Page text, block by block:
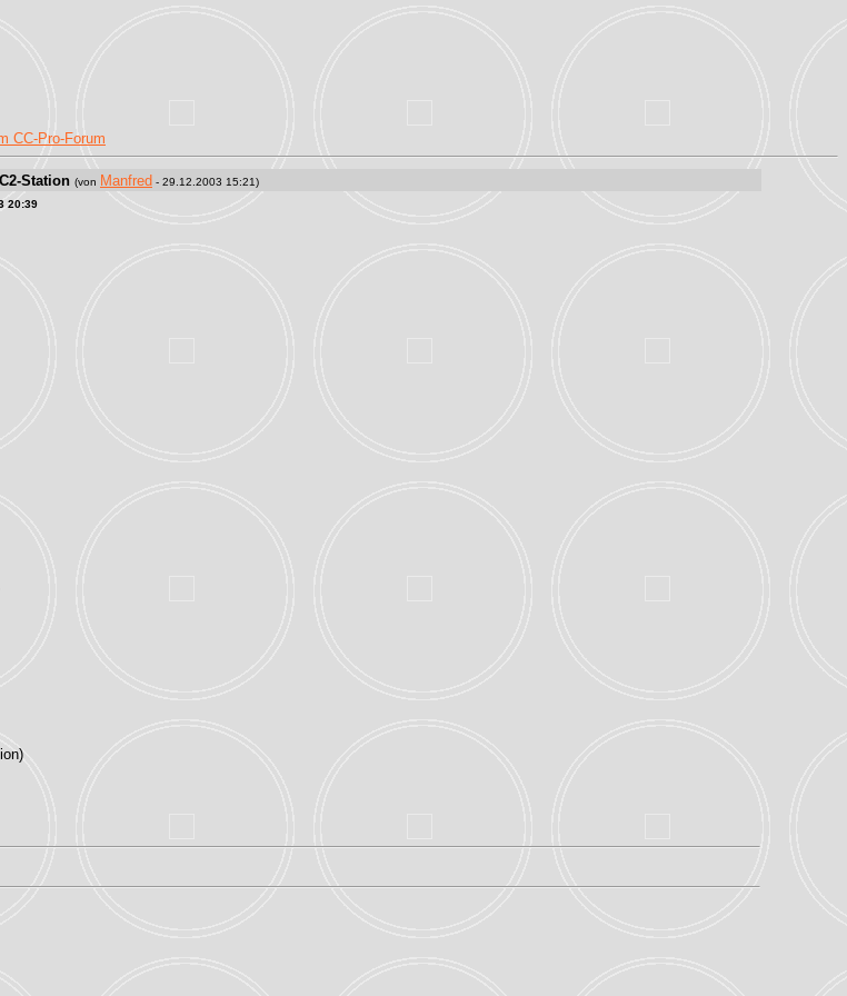
CC-Pro-Forum
Station (von Manfred - 29.12.2003 15:21)
20:39